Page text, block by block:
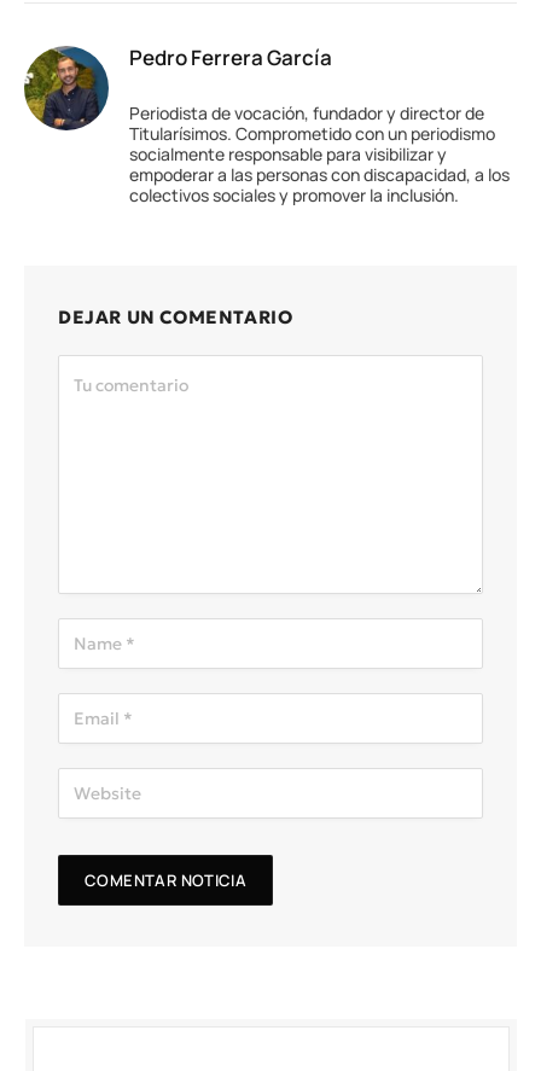
Pedro Ferrera García
Periodista de vocación, fundador y director de
Titularísimos. Comprometido con un periodismo
socialmente responsable para visibilizar y
empoderar a las personas con discapacidad, a los
colectivos sociales y promover la inclusión.
DEJAR UN COMENTARIO